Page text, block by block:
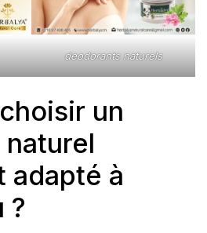
deodorants naturels
un
adapté à
?